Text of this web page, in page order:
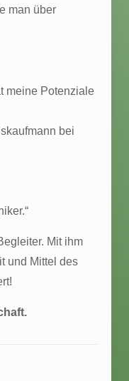
man über
meine Potenziale
bei
Mit ihm
und Mittel des